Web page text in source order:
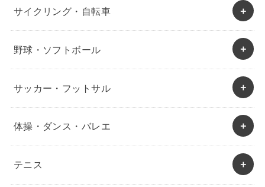
サイクリング・自転車
野球・ソフトボール
サッカー・フットサル
体操・ダンス・バレエ
テニス